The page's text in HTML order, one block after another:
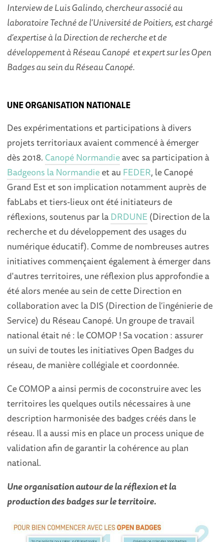
Interview de Luis Galindo, chercheur associé au
laboratoire Techné de l’Université de Poitiers, est chargé
d’expertise à la Direction de recherche et de
développement à Réseau Canopé et expert sur les Open
Badges au sein du Réseau Canopé.
UNE ORGANISATION NATIONALE
Des expérimentations et participations à divers
projets territoriaux avaient commencé à émerger
dès 2018. Canopé Normandieavec sa participation à
Badgeons la Normandieet au FEDER, le Canopé
Grand Est et son implication notamment auprès de
fabLabs et tiers-lieux ont été initiateurs de
réflexions, soutenus par laDRDUNE (Direction de la
recherche et du développement des usages du
numérique éducatif). Comme de nombreuses autres
initiatives commençaient également à émerger dans
d'autres territoires, une réflexion plus approfondie a
été alors menée au sein de cette Direction en
collaboration avec la DIS (Direction de l’ingénierie de
Service) du Réseau Canopé. Un groupe de travail
national était né : le COMOP !Sa vocation : assurer
un suivi de toutes les initiatives Open Badges du
réseau, de manière collégiale et coordonnée.
Ce COMOP a ainsi permis de coconstruire avec les
territoires les quelques outils nécessaires à une
description harmonisée des badges créés dans le
réseau. Il a aussi mis en place un process unique de
validation afin de garantir la cohérence au plan
national.
Une organisation autour de la réflexion et la
production des badges sur le territoire.